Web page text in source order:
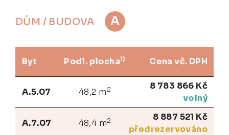
DŮM / BUDOVA A
Byt Podl. plocha1) Cena vč. DPH
A.5.07 48,2 m 2
8 783 866 Kč
volný
A.7.07 48,4 m2
8 887 521 Kč
předrezervováno